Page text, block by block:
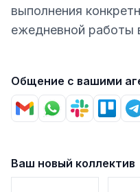
выполнения
ежедневной работы
Общение с вашими
Ваш новый коллектив